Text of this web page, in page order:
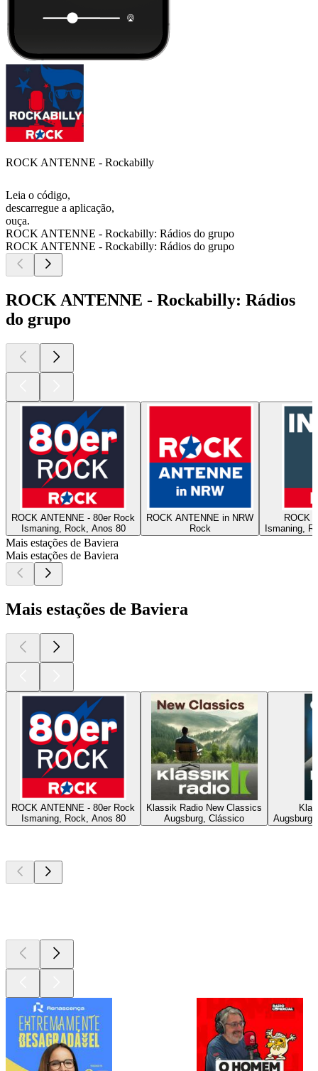
ROCK ANTENNE - Rockabilly
Leia o código,
descarregue a aplicação,
ouça.
ROCK ANTENNE - Rockabilly: Rádios do grupo
ROCK ANTENNE - Rockabilly: Rádios do grupo
ROCK ANTENNE - Rockabilly: Rádios
do grupo
ROCK ANTENNE - 80er Rock
Ismaning, Rock, Anos 80
ROCK ANTENNE in NRW
Rock
ROCK
Ismaning,
Mais estações de Baviera
Mais estações de Baviera
Mais estações de Baviera
ROCK ANTENNE - 80er Rock
Ismaning, Rock, Anos 80
Klassik Radio New Classics
Augsburg, Clássico